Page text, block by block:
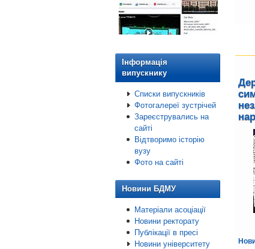
Інформація
випускнику
Списки випускників
Фотогалереї зустрічей
Зареєструвались на
сайті
Відтворимо історію
вузу
Фото на сайті
Новини БДМУ
Матеріали асоціації
Новини ректорату
Публікації в пресі
Новини університету